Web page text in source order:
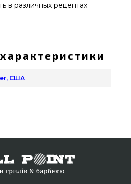
в различных рецептах
стоимости всего 679
грилей и барбекью
и заказывайте также Для
любой номер 0(800) 337-
США